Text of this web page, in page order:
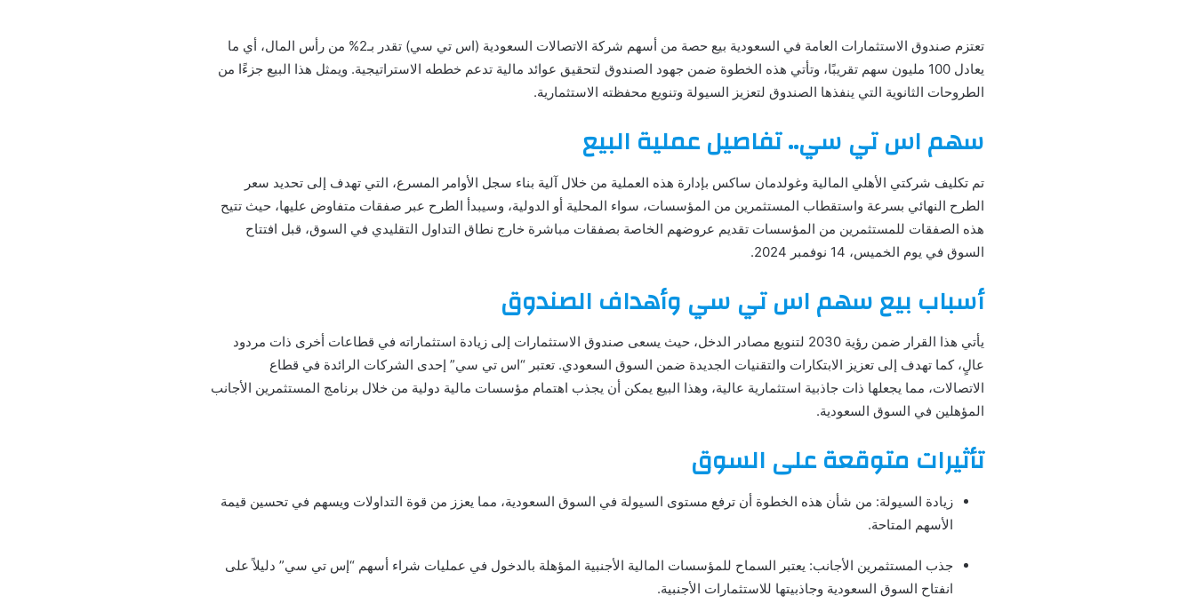
تعتزم صندوق الاستثمارات العامة في السعودية بيع حصة من أسهم شركة الاتصالات السعودية (اس تي سي) تقدر بـ2% من رأس المال، أي ما
يعادل 100 مليون سهم تقريبًا، وتأتي هذه الخطوة ضمن جهود الصندوق لتحقيق عوائد مالية تدعم خططه الاستراتيجية. ويمثل هذا البيع جزءًا من
الطروحات الثانوية التي ينفذها الصندوق لتعزيز السيولة وتنويع محفظته الاستثمارية.
سهم اس تي سي.. تفاصيل عملية البيع
تم تكليف شركتي الأهلي المالية وغولدمان ساكس بإدارة هذه العملية من خلال آلية بناء سجل الأوامر المسرع، التي تهدف إلى تحديد سعر
الطرح النهائي بسرعة واستقطاب المستثمرين من المؤسسات، سواء المحلية أو الدولية، وسيبدأ الطرح عبر صفقات متفاوض عليها، حيث تتيح
هذه الصفقات للمستثمرين من المؤسسات تقديم عروضهم الخاصة بصفقات مباشرة خارج نطاق التداول التقليدي في السوق، قبل افتتاح
السوق في يوم الخميس، 14 نوفمبر 2024.
أسباب بيع سهم اس تي سي وأهداف الصندوق
يأتي هذا القرار ضمن رؤية 2030 لتنويع مصادر الدخل، حيث يسعى صندوق الاستثمارات إلى زيادة استثماراته في قطاعات أخرى ذات مردود
عالٍ، كما تهدف إلى تعزيز الابتكارات والتقنيات الجديدة ضمن السوق السعودي. تعتبر “اس تي سي” إحدى الشركات الرائدة في قطاع
الاتصالات، مما يجعلها ذات جاذبية استثمارية عالية، وهذا البيع يمكن أن يجذب اهتمام مؤسسات مالية دولية من خلال برنامج المستثمرين الأجانب
المؤهلين في السوق السعودية.
تأثيرات متوقعة على السوق
زيادة السيولة: من شأن هذه الخطوة أن ترفع مستوى السيولة في السوق السعودية، مما يعزز من قوة التداولات ويسهم في تحسين قيمة
الأسهم المتاحة.
جذب المستثمرين الأجانب: يعتبر السماح للمؤسسات المالية الأجنبية المؤهلة بالدخول في عمليات شراء أسهم “إس تي سي” دليلاً على
انفتاح السوق السعودية وجاذبيتها للاستثمارات الأجنبية.